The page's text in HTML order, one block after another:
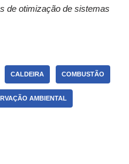
de otimização de sistemas
CALDEIRA COMBUSTÃO
AMBIENTAL